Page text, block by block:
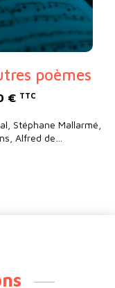
poèmes
€ Plage de prix :
TTC
Stéphane Mallarmé,
Alfred de…